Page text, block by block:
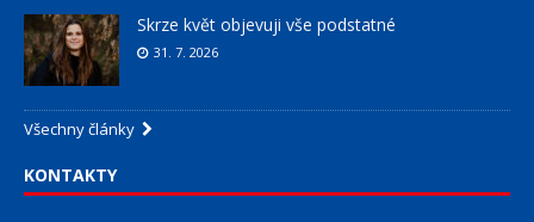
Skrze květ objevuji vše podstatné
31. 7. 2026
Všechny články
KONTAKTY